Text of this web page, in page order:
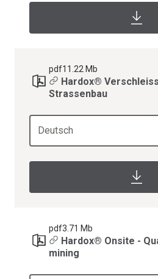
pdf11.22 Mb
Hardox®
Strassenbau
Deutsch
pdf3.71 Mb
Hardox® Onsite -
mining